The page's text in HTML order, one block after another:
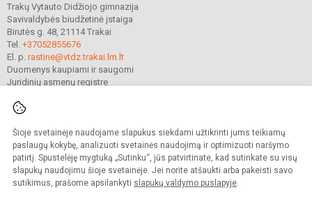
Šioje svetainėje naudojame slapukus siekdami užtikrinti jums teikiamų
paslaugų kokybę, analizuoti svetainės naudojimą ir optimizuoti naršymo
patirtį. Spustelėję mygtuką „Sutinku“, jūs patvirtinate, kad sutinkate su visų
slapukų naudojimu šioje svetainėje. Jei norite atšaukti arba pakeisti savo
sutikimus, prašome apsilankyti slapukų valdymo puslapyje.
Trakų Vytauto Didžiojo gimnazija
Savivaldybės biudžetinė įstaiga
Birutės g. 48, 21114 Trakai
Tel. +37052855676
El. p. rastine@vtdz.trakai.lm.lt
Duomenys kaupiami ir saugomi
Juridinių asmenų registre
© 2021. Trakų Vytauto Didžiojo gimnazija. Visos teisės saugomos.
Kopijuoti turinį be raštiško gimnazijos sutikimo griežtai draudžiama.
Prieinamumo paraiška Slapukų valdymas